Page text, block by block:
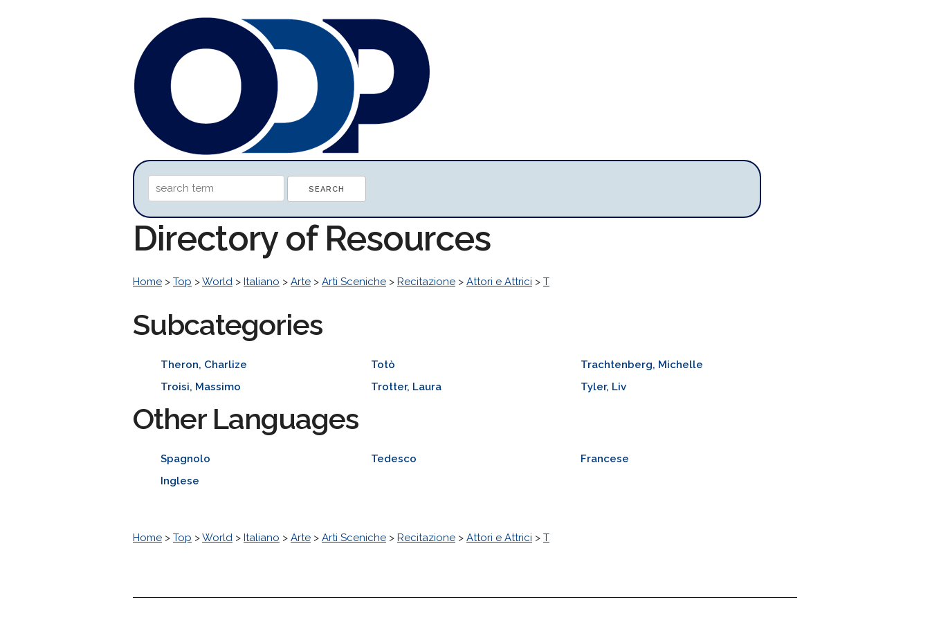
Directory of Resources
Home > Top >World > Italiano > Arte > Arti Sceniche > Recitazione > Attori e Attrici > T
Subcategories
Theron, Charlize Totò
Trachtenberg, Michelle
Troisi, Massimo
Trotter, Laura Tyler, Liv
Other Languages
Spagnolo Tedesco
Francese
Inglese
Home > Top >World > Italiano > Arte > Arti Sceniche > Recitazione > Attori e Attrici > T